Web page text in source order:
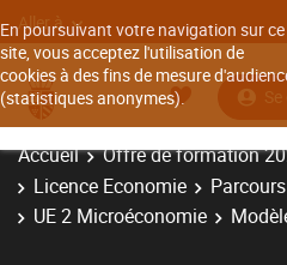
En poursuivant votre navigation sur ce
site, vous acceptez l'utilisation de
cookies à des fins de mesure
(statistiques anonymes).
Aller à
Accueil Offre de formation
Licence Economie
UE 2 Microéconomie